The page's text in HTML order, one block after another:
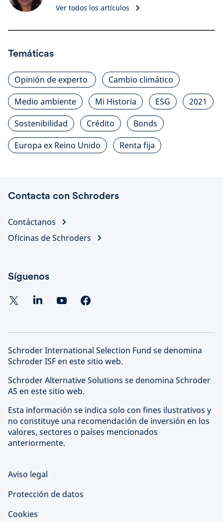
Ver todos los artículos
Temáticas
Opinión de experto
Cambio climático
Medio ambiente
Mi Historia ESG
2021
Sostenibilidad
Crédito
Bonds
Europa ex Reino Unido
Renta fija
Contacta con Schroders
Contáctanos
Oficinas de Schroders
Síguenos
Schroder International Selection Fund se denomina
Schroder ISF en este sitio web.
Schroder Alternative Solutions se denomina Schroder
AS en este sitio web.
Esta información se indica solo con fines ilustrativos y
no constituye una recomendación de inversión en los
valores, sectores o países mencionados
anteriormente.
Aviso legal
Protección de datos
Cookies